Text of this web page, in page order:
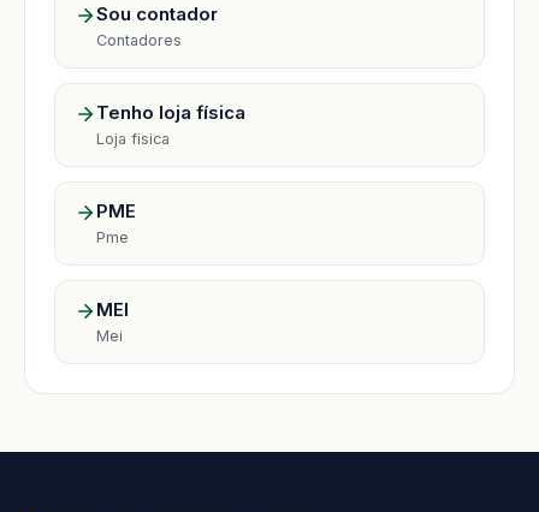
Sou contador
Contadores
Tenho loja física
Loja fisica
PME
Pme
MEI
Mei